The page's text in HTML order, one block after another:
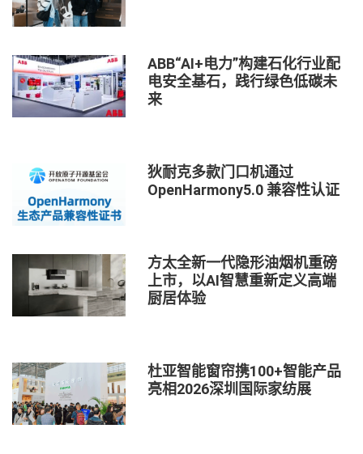
ABB“AI+电力”构建石化行业配
电安全基石，践行绿色低碳未
来
狄耐克多款门口机通过
OpenHarmony5.0 兼容性认证
方太全新一代隐形油烟机重磅
上市，以AI智慧重新定义高端
厨居体验
杜亚智能窗帘携100+智能产品
亮相2026深圳国际家纺展